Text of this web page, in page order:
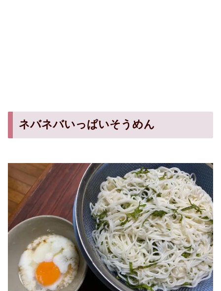
ネバネバいっぱいそうめん